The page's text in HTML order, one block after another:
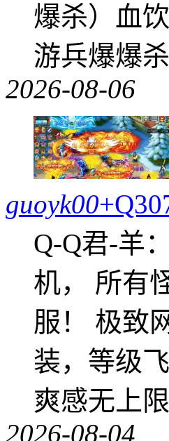
爆杀）血
游兵爆爆
2026-08-06
guoyk00
Q-Q君-羊
机， 所有
服！ 极致
装，等级
爽感无上
2026-08-04